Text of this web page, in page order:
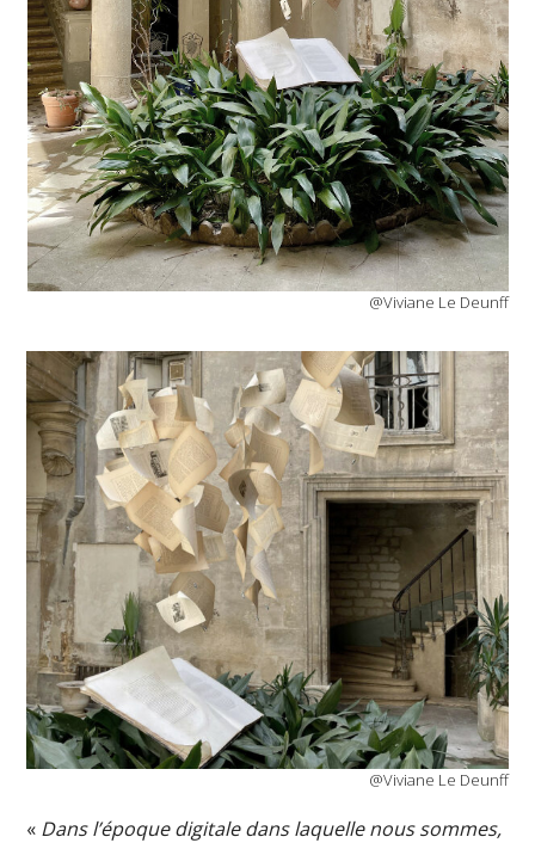
@Viviane Le Deunff
@Viviane Le Deunff
« Dans l’époque digitale dans laquelle nous sommes,